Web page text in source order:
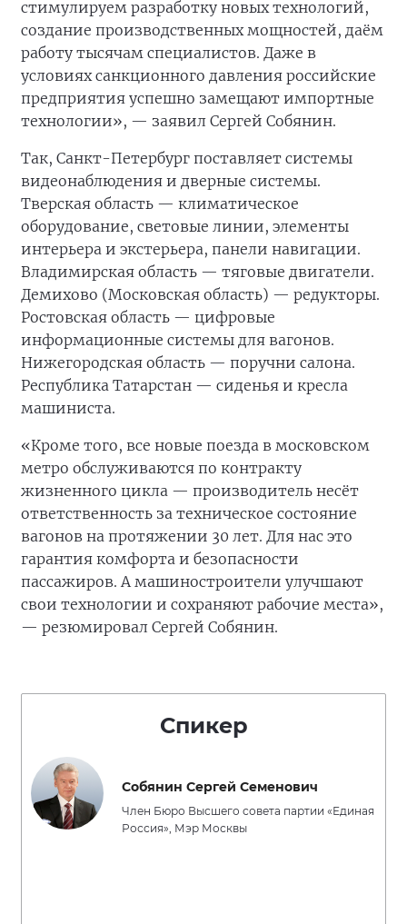
стимулируем разработку новых технологий,
создание производственных мощностей, даём
работу тысячам специалистов. Даже в
условиях санкционного давления российские
предприятия успешно замещают импортные
технологии», — заявил Сергей Собянин.
Так, Санкт-Петербург поставляет системы
видеонаблюдения и дверные системы.
Тверская область — климатическое
оборудование, световые линии, элементы
интерьера и экстерьера, панели навигации.
Владимирская область — тяговые двигатели.
Демихово (Московская область) — редукторы.
Ростовская область — цифровые
информационные системы для вагонов.
Нижегородская область — поручни салона.
Республика Татарстан — сиденья и кресла
машиниста.
«Кроме того, все новые поезда в московском
метро обслуживаются по контракту
жизненного цикла — производитель несёт
ответственность за техническое состояние
вагонов на протяжении 30 лет. Для нас это
гарантия комфорта и безопасности
пассажиров. А машиностроители улучшают
свои технологии и сохраняют рабочие места»,
— резюмировал Сергей Собянин.
Спикер
Собянин Сергей Семенович
Член Бюро Высшего совета партии «Единая
Россия», Мэр Москвы